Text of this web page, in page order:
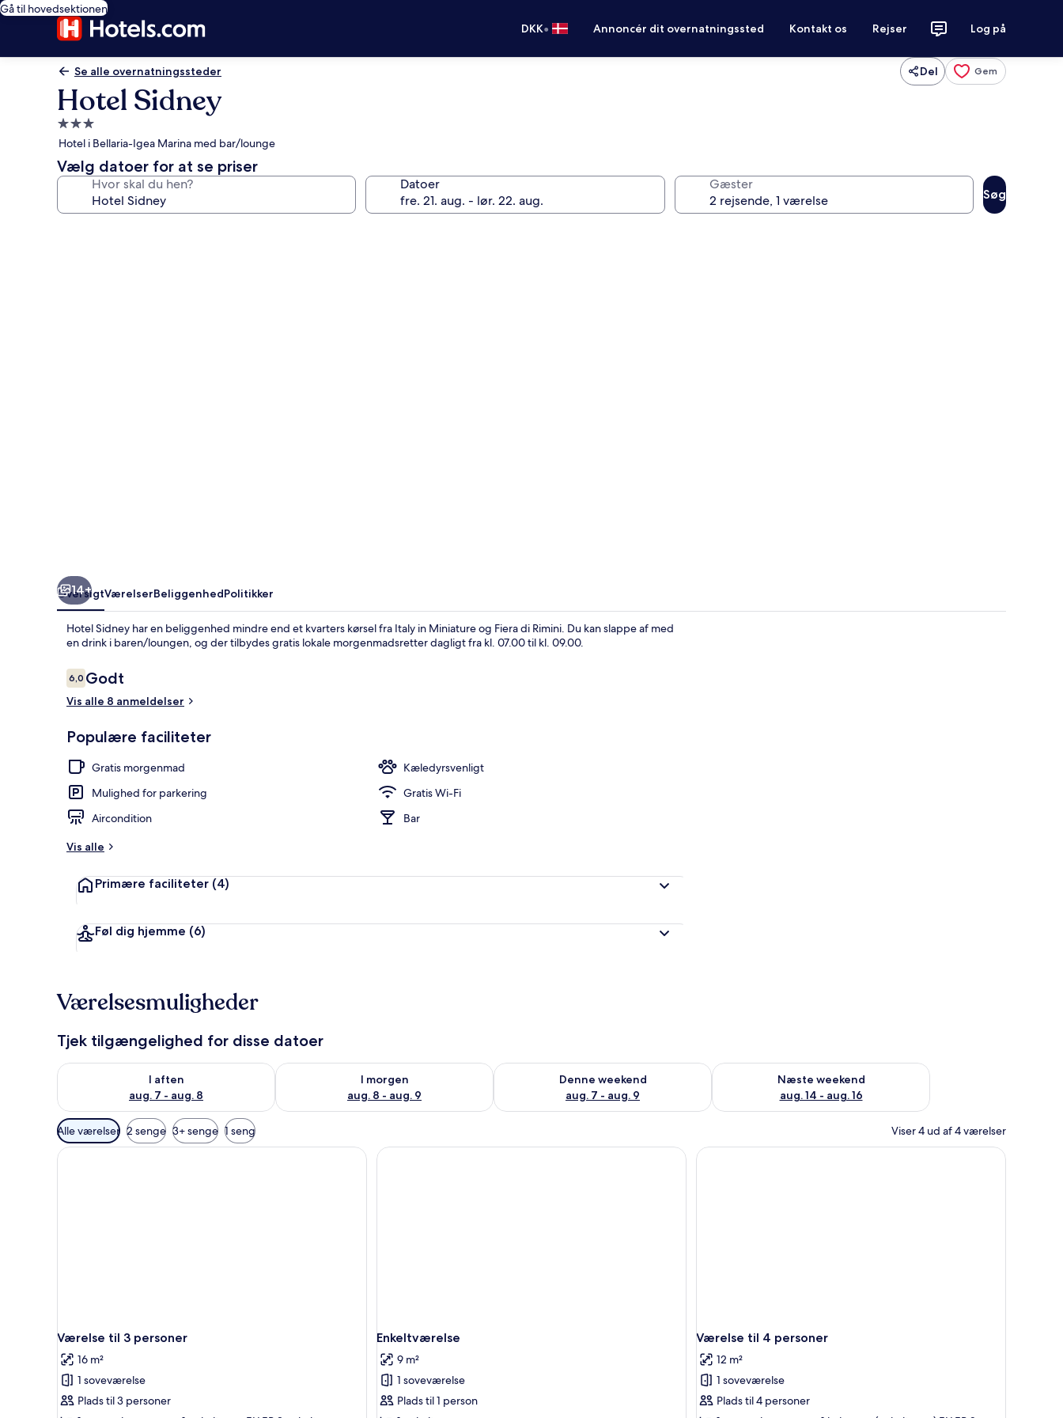
Gå til hovedsektionen
DKK• Annoncér dit overnatningssted Kontakt os Rejser Log på
Se alle overnatningssteder Del Gem
Hotel Sidney
3.0-
stjernet
overnatningssted
Hotel i Bellaria-Igea Marina med bar/lounge
Vælg datoer for at se priser
Hvor skal du hen? Datoer Gæster
Søg
Overnatningsstedets område
14+
OversigtVærelserBeliggenhedPolitikker
Hotel Sidney har en beliggenhed mindre end et kvarters kørsel fra Italy in Miniature og Fiera di Rimini. Du kan slappe af med
en drink i baren/loungen, og der tilbydes gratis lokale morgenmadsretter dagligt fra kl. 07.00 til kl. 09.00.
Anmeldelser
6,06,0 ud af 10.
Godt
Vis alle 8 anmeldelser
Populære faciliteter
Gratis morgenmad
Kæledyrsvenligt
Mulighed for parkering
Gratis Wi-Fi
Aircondition
Bar
Vis alle
Primære faciliteter (4)
Føl dig hjemme (6)
Værelsesmuligheder
Tjek tilgængelighed for disse datoer
I aften
aug. 7 - aug. 8
Tjek tilgængelighed for i aften aug. 7 - aug. 8
I morgen
aug. 8 - aug. 9
Tjek tilgængelighed for i morgen aug. 8 - aug. 9
Denne weekend
aug. 7 - aug. 9
Tjek tilgængelighed for denne weekend aug. 7 - aug. 9
Næste weekend
aug. 14 - aug. 16
Tjek tilgængelighed for næste weekend aug. 14 - aug. 16
Tilgængelige
filtre
for
Alle værelser 2 senge 3+ senge 1 seng Viser 4 ud af 4 værelser
Værelse til 3 personer
16 m²
1 soveværelse
Plads til 3 personer
Enkeltværelse
9 m²
1 soveværelse
Plads til 1 person
Værelse til 4 personer
12 m²
1 soveværelse
Plads til 4 personer